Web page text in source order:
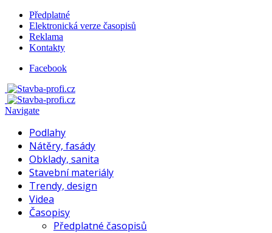
Předplatné
Elektronická verze časopisů
Reklama
Kontakty
Facebook
Navigate
Podlahy
Nátěry, fasády
Obklady, sanita
Stavební materiály
Trendy, design
Videa
Časopisy
Předplatné časopisů